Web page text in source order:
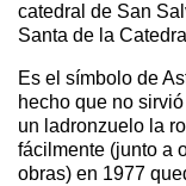
catedral de San
Santa de la
Es el símbolo de
hecho que no
un ladronzuelo la
fácilmente (junto a
obras) en 1977